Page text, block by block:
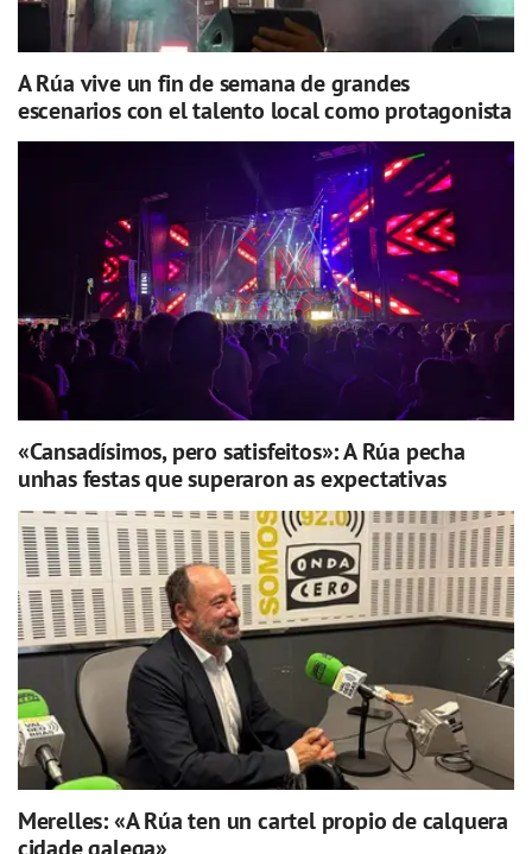
A Rúa vive un fin de semana de grandes
escenarios con el talento local como protagonista
«Cansadísimos, pero satisfeitos»: A Rúa pecha
unhas festas que superaron as expectativas
Merelles: «A Rúa ten un cartel propio de calquera